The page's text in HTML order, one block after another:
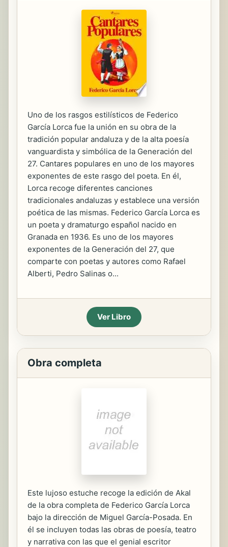
Uno de los rasgos estilísticos de Federico
García Lorca fue la unión en su obra de la
tradición popular andaluza y de la alta poesía
vanguardista y simbólica de la Generación del
27. Cantares populares en uno de los mayores
exponentes de este rasgo del poeta. En él,
Lorca recoge diferentes canciones
tradicionales andaluzas y establece una versión
poética de las mismas. Federico García Lorca es
un poeta y dramaturgo español nacido en
Granada en 1936. Es uno de los mayores
exponentes de la Generación del 27, que
comparte con poetas y autores como Rafael
Alberti, Pedro Salinas o...
Ver Libro
Obra completa
Este lujoso estuche recoge la edición de Akal
de la obra completa de Federico García Lorca
bajo la dirección de Miguel García-Posada. En
él se incluyen todas las obras de poesía, teatro
y narrativa con las que el genial escritor